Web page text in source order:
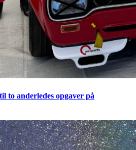
to anderledes opgaver på